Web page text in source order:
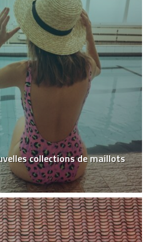
collections de maillots